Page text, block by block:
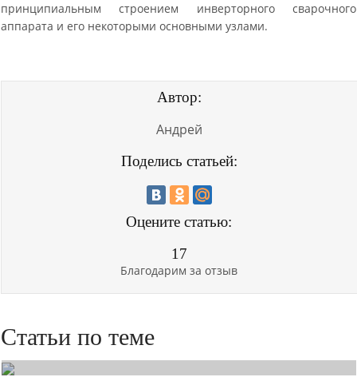
принципиальным строением инверторного сварочного
аппарата и его некоторыми основными узлами.
Автор:
Андрей
Поделись статьей:
Оцените статью:
17
Благодарим за отзыв
Статьи по теме